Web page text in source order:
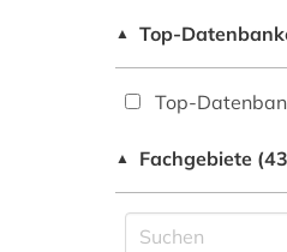
▲ Top-
Top-
▲ Fachgebiete